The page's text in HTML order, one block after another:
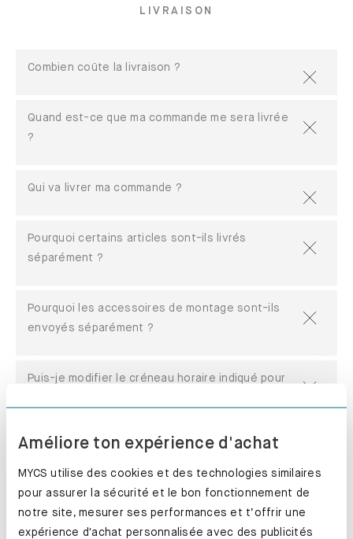
Améliore ton expérience d'achat
MYCS utilise des cookies et des technologies similaires
pour assurer la sécurité et le bon fonctionnement de
notre site, mesurer ses performances et t’offrir une
expérience d'achat personnalisée avec des publicités
LIVRAISON
Combien coûte la livraison ?
Quand est-ce que ma commande me sera livrée
?
Qui va livrer ma commande ?
Pourquoi certains articles sont-ils livrés
séparément ?
Pourquoi les accessoires de montage sont-ils
envoyés séparément ?
Puis-je modifier le créneau horaire indiqué pour
La livraison est-elle effectuée à domicile ?
Puis-je modifier l'adresse de livraison ?